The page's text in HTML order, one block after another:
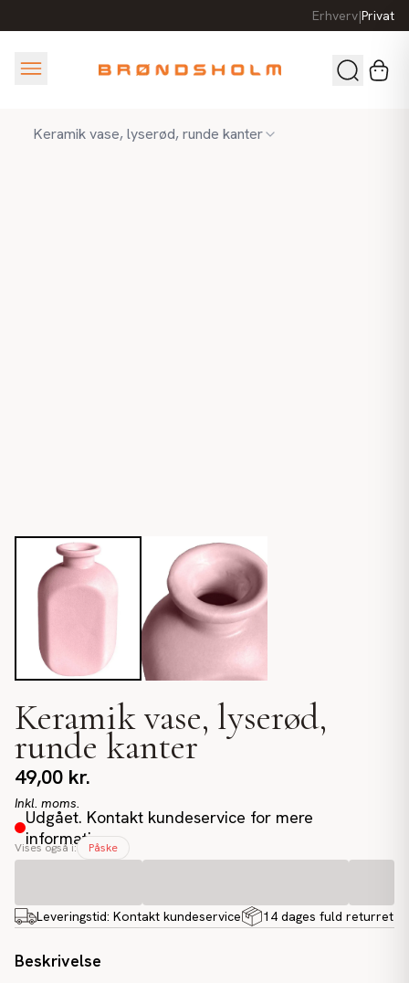
Erhverv|Privat
Keramik vase, lyserød, runde kanter
Keramik vase, lyserød,
runde kanter
49,00 kr.
Inkl. moms.
Udgået. Kontakt kundeservice for mere
information
Vises også i: Påske
Leveringstid: Kontakt kundeservice 14 dages fuld returret
Beskrivelse